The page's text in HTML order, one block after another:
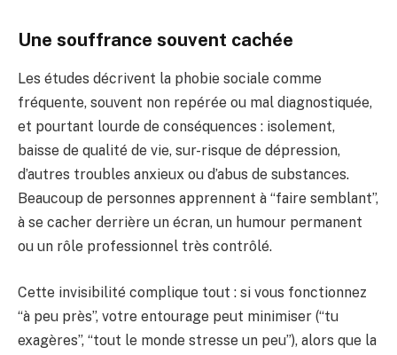
Une souffrance souvent cachée
Les études décrivent la phobie sociale comme
fréquente, souvent non repérée ou mal diagnostiquée,
et pourtant lourde de conséquences : isolement,
baisse de qualité de vie, sur-risque de dépression,
d’autres troubles anxieux ou d’abus de substances.
Beaucoup de personnes apprennent à “faire semblant”,
à se cacher derrière un écran, un humour permanent
ou un rôle professionnel très contrôlé.
Cette invisibilité complique tout : si vous fonctionnez
“à peu près”, votre entourage peut minimiser (“tu
exagères”, “tout le monde stresse un peu”), alors que la